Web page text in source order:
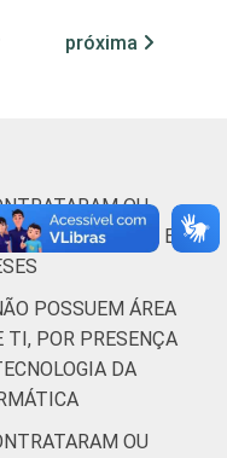
de
64
e
próxima
OU
ESPECIALISTAS EM
POSSUEM ÁREA
TI, POR PRESENÇA
DA
OU